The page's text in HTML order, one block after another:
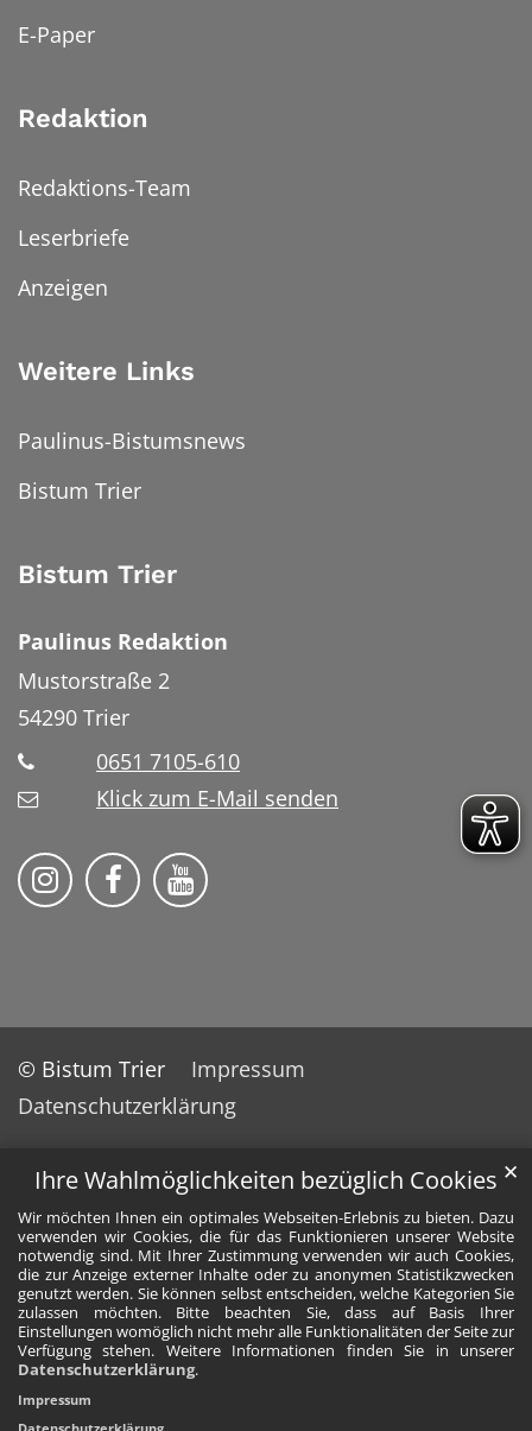
Ihre Wahlmöglichkeiten bezüglich Cookies
Wir möchten Ihnen ein optimales Webseiten-Erlebnis zu bieten. Dazu
verwenden wir Cookies, die für das Funktionieren unserer Website
notwendig sind. Mit Ihrer Zustimmung verwenden wir auch Cookies,
die zur Anzeige externer Inhalte oder zu anonymen Statistikzwecken
genutzt werden. Sie können selbst entscheiden, welche Kategorien Sie
zulassen möchten. Bitte beachten Sie, dass auf Basis Ihrer
Einstellungen womöglich nicht mehr alle Funktionalitäten der Seite zur
Verfügung stehen. Weitere Informationen finden Sie in unserer
Datenschutzerklärung.
✕
Impressum
E-Paper
Redaktion
Redaktions-Team
Leserbriefe
Anzeigen
Weitere Links
Paulinus-Bistumsnews
Bistum Trier
Bistum Trier
Paulinus Redaktion
Mustorstraße 2
54290 Trier
0651 7105-610
Klick zum E-Mail senden
Bistum Trier auf Instragram
Bistum Trier auf Facebook
Bistum Trier auf YouTube
© Bistum Trier
Impressum
Datenschutzerklärung